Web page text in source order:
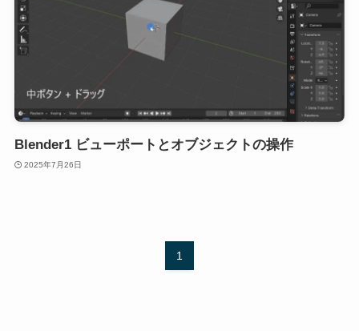
Blender1 ビューポートとオブジェクトの操作
2025年7月26日
1